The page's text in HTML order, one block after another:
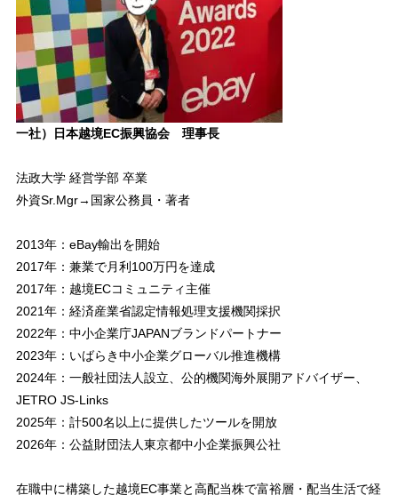
一社）日本越境EC振興協会 理事長
法政大学 経営学部 卒業
外資Sr.Mgr→国家公務員・著者
2013年：eBay輸出を開始
2017年：兼業で月利100万円を達成
2017年：越境ECコミュニティ主催
2021年：経済産業省認定情報処理支援機関採択
2022年：中小企業庁JAPANブランドパートナー
2023年：いばらき中小企業グローバル推進機構
2024年：一般社団法人設立、公的機関海外展開アドバイザー、
JETRO JS-Links
2025年：計500名以上に提供したツールを開放
2026年：公益財団法人東京都中小企業振興公社
在職中に構築した越境EC事業と高配当株で富裕層・配当生活で経